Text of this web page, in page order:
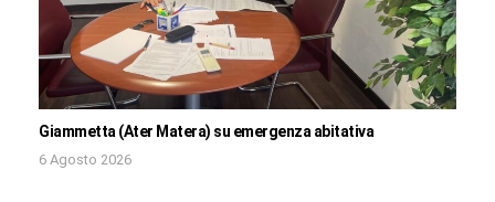
Giammetta (Ater Matera) su emergenza abitativa
6 Agosto 2026